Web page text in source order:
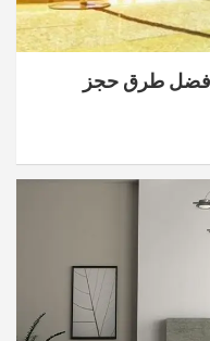
طرق حجز